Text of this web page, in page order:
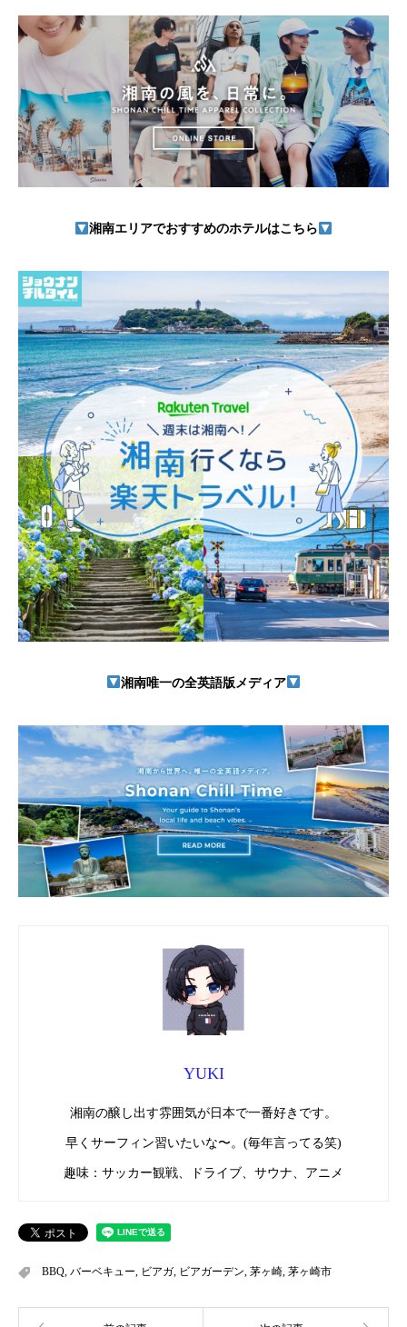
湘南エリアでおすすめのホテルはこちら
湘南唯一の全英語版メディア
YUKI
湘南の醸し出す雰囲気が日本で一番好きです。
早くサーフィン習いたいな〜。(毎年言ってる笑)
趣味：サッカー観戦、ドライブ、サウナ、アニメ
BBQ バーベキュー ビアガ ビアガーデン 茅ヶ崎 茅ヶ崎市